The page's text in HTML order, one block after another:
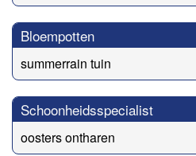
Bloempotten
summerrain tuin
Schoonheidsspecialist
oosters ontharen